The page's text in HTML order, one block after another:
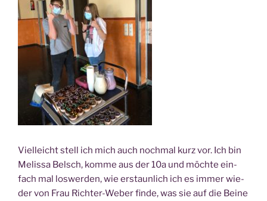
Viel­leicht stell ich mich auch noch­mal kurz vor. Ich bin
Melis­sa Belsch, kom­me aus der 10a und möch­te ein­
fach mal los­wer­den, wie erstaun­lich ich es immer wie­
der von Frau Rich­ter-Weber fin­de, was sie auf die Bei­ne